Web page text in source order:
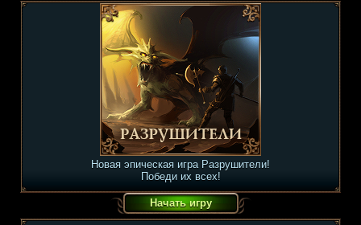
Новая эпическая игра Разрушители!
Победи их всех!